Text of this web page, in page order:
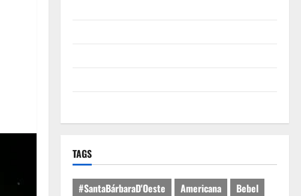
TAGS
#SantaBárbaraD'Oeste Americana
Bebel